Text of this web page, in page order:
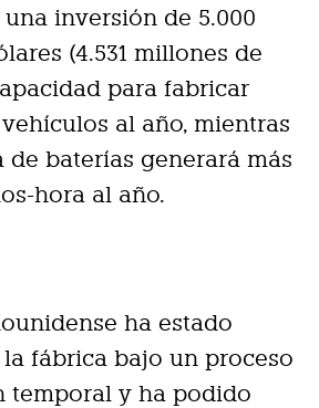
inversión de 5.000
(4.531 millones de
para fabricar
al año, mientras
de baterías generará más
hora al año.
ha estado
fábrica bajo un proceso
temporal y ha podido